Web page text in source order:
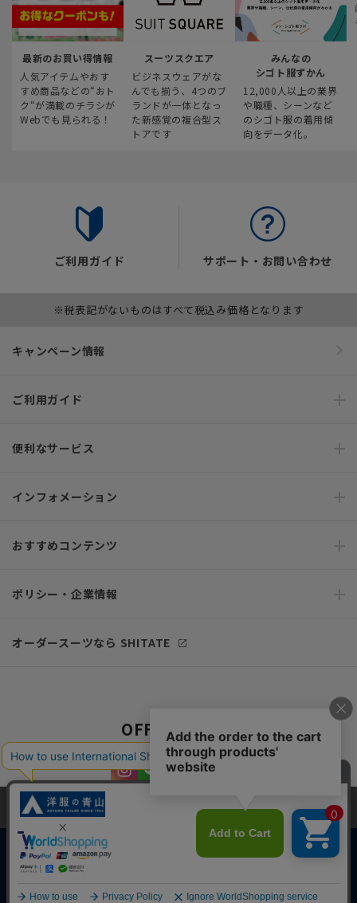
最新のお買い得情報
人気アイテムやおす
すめ商品などの“おト
ク“が満載のチラシが
Webでも見られる！
スーツスクエア
ビジネスウェアがな
んでも揃う、4つのブ
ランドが一体となっ
た新感覚の複合型ス
トアです
みんなの
シゴト服ずかん
12,000人以上の業界
や職種、シーンなど
のシゴト服の着用傾
向をデータ化。
ご利用ガイド サポート・お問い合わせ
※税表記がないものはすべて税込み価格となります
キャンペーン情報
ご利用ガイド
便利なサービス
インフォメーション
おすすめコンテンツ
ポリシー・企業情報
オーダースーツなら SHITATE
OFFICIAL SNS
Copyright © AOYAMA TRADING Co.,Ltd. All Rights Reserved
当サイトでは、快適な閲覧体験とコンテンツ改善のためにCookieを使用
しています。閲覧を続けることで、Cookieの使用に同意したものとみな
します。詳細については
同意して閉じる